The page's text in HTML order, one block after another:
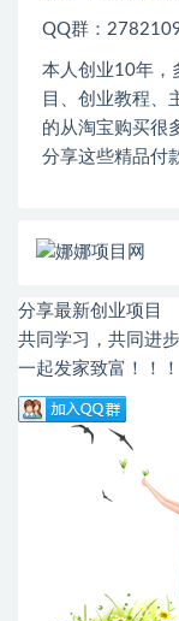
QQ群：
本人创业10年，
目、创业教程、
的从淘宝购买很
分享这些精品付
分享最新创业项目
共同学习，共同进步
一起发家致富！！！